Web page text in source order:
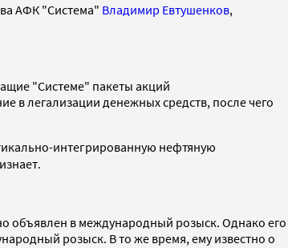
АФК "Система" Владимир Евтушенков,
"Системе" пакеты акций
в легализации денежных средств, после чего
интегрированную нефтяную
объявлен в международный розыск. Однако его
розыск. В то же время, ему известно о